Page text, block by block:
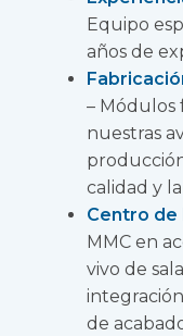
Equipo
años de
– Módulos
nuestras
calidad y
Centro de
MMC en
vivo de
integración
de